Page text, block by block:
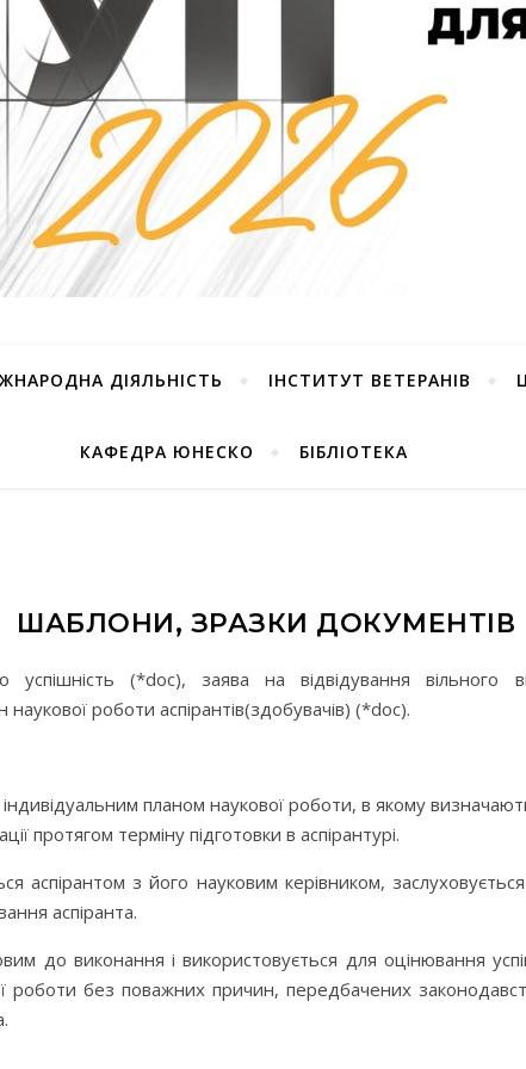
ДІЯЛЬНІСТЬ ІНСТИТУТ ВЕТЕРАНІВ
КАФЕДРА ЮНЕСКО БІБЛІОТЕКА
ШАБЛОНИ, ЗРАЗКИ ДОКУМЕНТІВ
(*doc), заява на відвідування вільного
роботи аспірантів(здобувачів) (*doc).
планом наукової роботи, в якому
протягом терміну підготовки в аспірантурі.
аспірантом з його науковим керівником,
аспіранта.
до виконання і використовується для оцінювання
роботи без поважних причин, передбачених